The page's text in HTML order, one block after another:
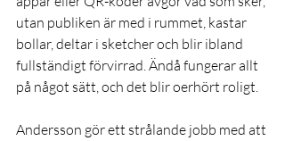
utan publiken är med i rummet, kastar
bollar, deltar i sketcher och blir ibland
fullständigt förvirrad. Ändå fungerar allt
på något sätt, och det blir oerhört roligt.
Andersson gör ett strålande jobb med att